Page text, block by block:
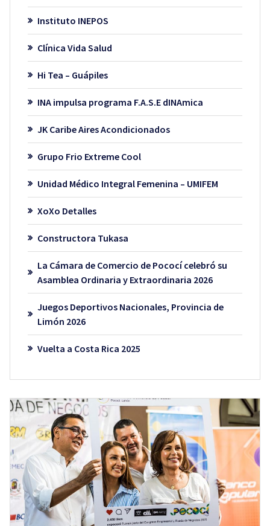
Instituto INEPOS
Clínica Vida Salud
Hi Tea – Guápiles
INA impulsa programa F.A.S.E dINAmica
JK Caribe Aires Acondicionados
Grupo Frio Extreme Cool
Unidad Médico Integral Femenina – UMIFEM
XoXo Detalles
Constructora Tukasa
La Cámara de Comercio de Pococí celebró su
Asamblea Ordinaria y Extraordinaria 2026
Juegos Deportivos Nacionales, Provincia de
Limón 2026
Vuelta a Costa Rica 2025